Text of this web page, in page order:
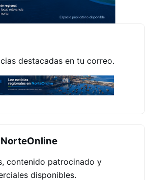
destacadas en tu correo.
contenido patrocinado y
disponibles.